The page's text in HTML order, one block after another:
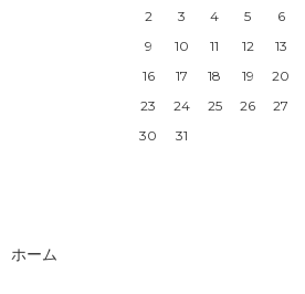
2
3 4 5 6
9
10 11 12 13
16
17 18 19 20
23
24 25 26 27
30
31
ホーム